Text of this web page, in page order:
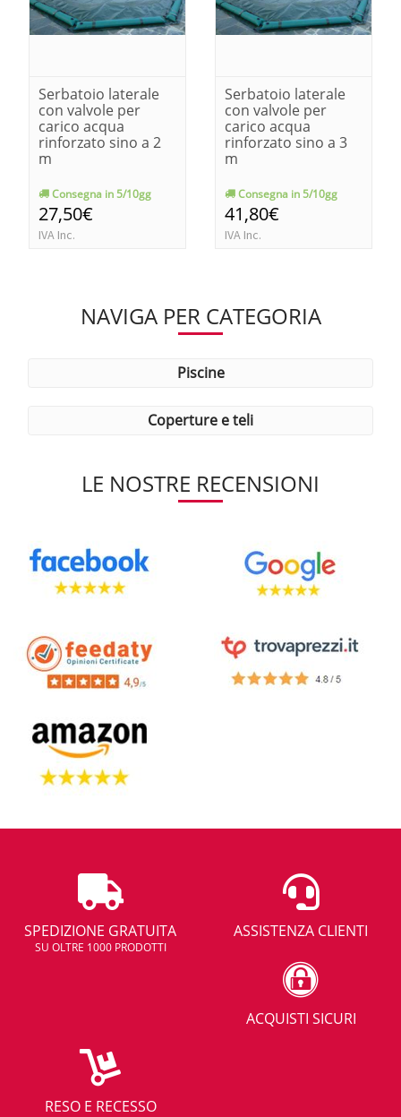
Serbatoio laterale
con valvole per
carico acqua
rinforzato sino a 2
m
Consegna in 5/10gg
27,50€
IVA Inc.
Serbatoio laterale
con valvole per
carico acqua
rinforzato sino a 3
m
Consegna in 5/10gg
41,80€
IVA Inc.
NAVIGA PER CATEGORIA
piscine
coperture e teli
LE NOSTRE RECENSIONI
SPEDIZIONE GRATUITA
SU OLTRE 1000 PRODOTTI
ASSISTENZA CLIENTI
ACQUISTI SICURI
RESO E RECESSO